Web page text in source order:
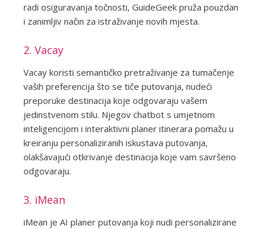
radi osiguravanja točnosti, GuideGeek pruža pouzdan
i zanimljiv način za istraživanje novih mjesta.
2. Vacay
Vacay koristi semantičko pretraživanje za tumačenje
vaših preferencija što se tiče putovanja, nudeći
preporuke destinacija koje odgovaraju vašem
jedinstvenom stilu. Njegov chatbot s umjetnom
inteligencijom i interaktivni planer itinerara pomažu u
kreiranju personaliziranih iskustava putovanja,
olakšavajući otkrivanje destinacija koje vam savršeno
odgovaraju.
3. iMean
iMean je AI planer putovanja koji nudi personalizirane